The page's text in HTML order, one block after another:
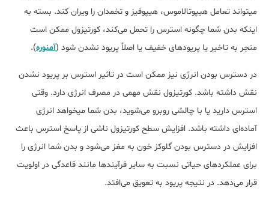
می‎تواند تعامل هیپوتالاموس، هیپوفیز و تخمدان را ویران کند. بسته به
اینکه بدن شما چگونه استرس را تحمل می‌کند، کورتیزول ممکن است
منجر به تاخیر یا پریودهای خفیف یا اصلاً پریود نشدن شود (آمنوره).
در دسترس بودن انرژی نیز ممکن است در تاثیر استرس بر پریود نشدن
نقش داشته باشد. کورتیزول نقش مهمی در مصرف انرژی دارد. وقتی
استرس دارید یا با چالشی روبرو می‌شوید، بدن شما می‎خواهد انرژی
آماده‌ای داشته باشد. افزایش سطح کورتیزول ناشی از پاسخ استرس باعث
افزایش در دسترس بودن گلوکز خون به مغز می‌شود و بدن شما انرژی را
برای عملکردهای حیاتی نسبت به سایر فرآیندها مانند قاعدگی در اولویت
قرار می‎‌دهد. در نتیجه پریود به تعویق می‌افتد.